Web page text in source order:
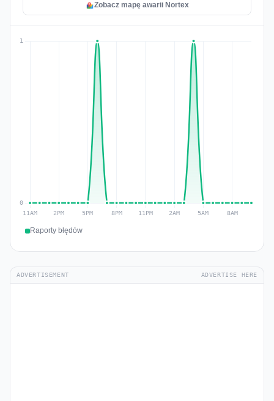
Zobacz mapę awarii Nortex
Raporty błędów
ADVERTISEMENT ADVERTISE HERE